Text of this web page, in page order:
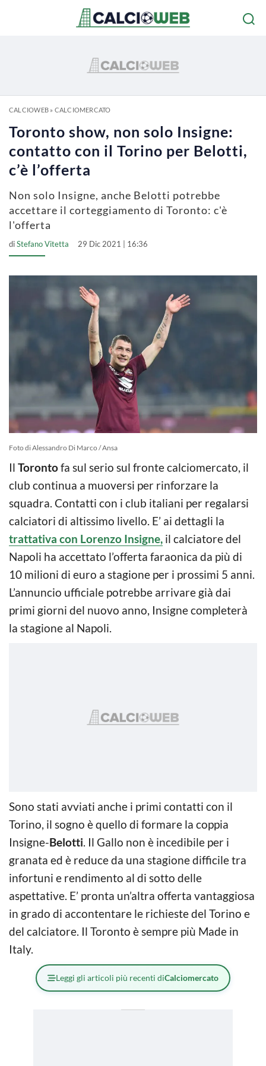
CALCIOWEB» CALCIOMERCATO
Toronto show, non solo Insigne:
contatto con il Torino per Belotti,
c’è l’offerta
Non solo Insigne, anche Belotti potrebbe
accettare il corteggiamento di Toronto: c'è
l'offerta
diStefano Vitetta 29 Dic 2021 | 16:36
Foto di Alessandro Di Marco / Ansa
Il Torontofa sul serio sul fronte calciomercato, il
club continua a muoversi per rinforzare la
squadra. Contatti con i club italiani per regalarsi
calciatori di altissimo livello. E’ ai dettagli la
trattativa con Lorenzo Insigne, il calciatore del
Napoli ha accettato l’offerta faraonica da più di
10 milioni di euro a stagione per i prossimi 5 anni.
L’annuncio ufficiale potrebbe arrivare già dai
primi giorni del nuovo anno, Insigne completerà
la stagione al Napoli.
Sono stati avviati anche i primi contatti con il
Torino, il sogno è quello di formare la coppia
Insigne-Belotti. Il Gallo non è incedibile per i
granata ed è reduce da una stagione difficile tra
infortuni e rendimento al di sotto delle
aspettative. E’ pronta un’altra offerta vantaggiosa
in grado di accontentare le richieste del Torino e
del calciatore. Il Toronto è sempre più Made in
Italy.
Leggi gli articoli più recenti diCalciomercato